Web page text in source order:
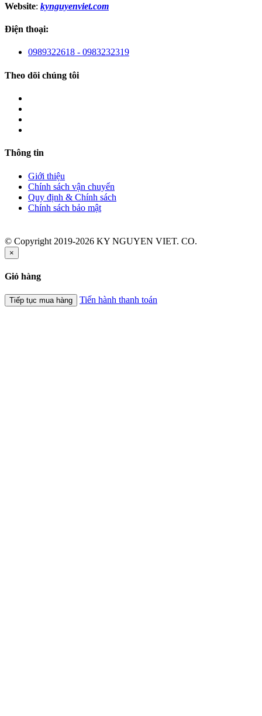
Website: kynguyenviet.com
Điện thoại:
0989322618 - 0983232319
Theo dõi chúng tôi
Thông tin
Giới thiệu
Chính sách vận chuyển
Quy định & Chính sách
Chính sách bảo mật
© Copyright 2019-2026 KY NGUYEN VIET. CO.
×
Giỏ hàng
Tiếp tục mua hàng Tiến hành thanh toán